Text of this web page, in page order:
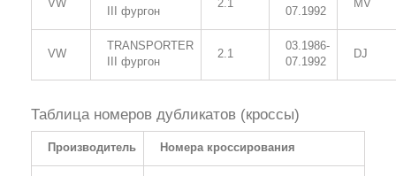
VW
III фургон
2.1
07.1992
MV
VW
TRANSPORTER
III фургон
2.1
03.1986-
07.1992
DJ
Таблица номеров дубликатов (кроссы)
Производитель Номера кроссирования